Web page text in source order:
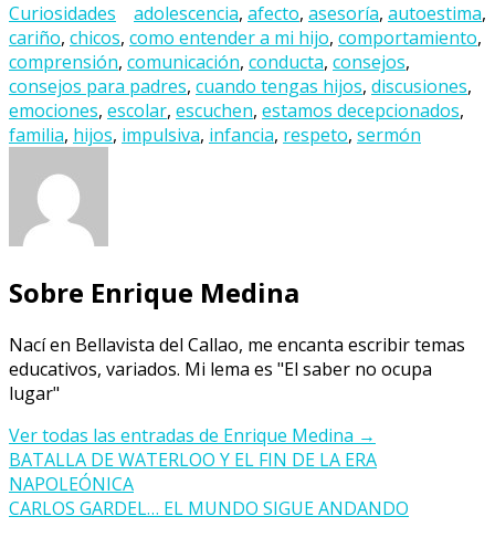
Curiosidades adolescencia, afecto, asesoría, autoestima,
cariño, chicos, como entender a mi hijo, comportamiento,
comprensión, comunicación, conducta, consejos,
consejos para padres, cuando tengas hijos, discusiones,
emociones, escolar, escuchen, estamos decepcionados,
familia, hijos, impulsiva, infancia, respeto, sermón
Sobre Enrique Medina
Nací en Bellavista del Callao, me encanta escribir temas
educativos, variados. Mi lema es "El saber no ocupa
lugar"
Ver todas las entradas de Enrique Medina →
Navegación
de
BATALLA DE WATERLOO Y EL FIN DE LA ERA
NAPOLEÓNICA
CARLOS GARDEL… EL MUNDO SIGUE ANDANDO